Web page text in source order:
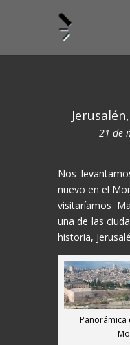
21 de
Nos
nuevo en el
visitaríamos
una de las
historia,
Panorámica